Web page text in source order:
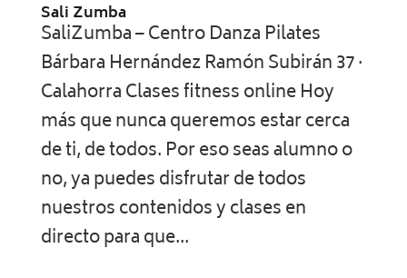
Sali Zumba
SaliZumba – Centro Danza Pilates
Bárbara Hernández Ramón Subirán 37 ·
Calahorra Clases fitness online Hoy
más que nunca queremos estar cerca
de ti, de todos. Por eso seas alumno o
no, ya puedes disfrutar de todos
nuestros contenidos y clases en
directo para que...